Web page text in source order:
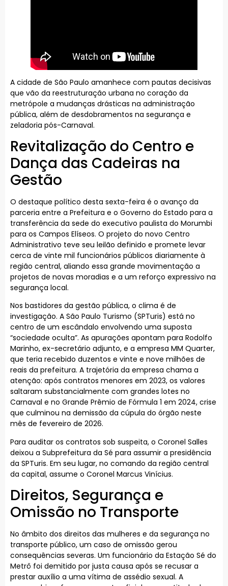
A cidade de São Paulo amanhece com pautas decisivas
que vão da reestruturação urbana no coração da
metrópole a mudanças drásticas na administração
pública, além de desdobramentos na segurança e
zeladoria pós-Carnaval.
Revitalização do Centro e
Dança das Cadeiras na
Gestão
O destaque político desta sexta-feira é o avanço da
parceria entre a Prefeitura e o Governo do Estado para a
transferência da sede do executivo paulista do Morumbi
para os Campos Elíseos. O projeto do novo Centro
Administrativo teve seu leilão definido e promete levar
cerca de vinte mil funcionários públicos diariamente à
região central, aliando essa grande movimentação a
projetos de novas moradias e a um reforço expressivo na
segurança local.
Nos bastidores da gestão pública, o clima é de
investigação. A São Paulo Turismo (SPTuris) está no
centro de um escândalo envolvendo uma suposta
“sociedade oculta”. As apurações apontam para Rodolfo
Marinho, ex-secretário adjunto, e a empresa MM Quarter,
que teria recebido duzentos e vinte e nove milhões de
reais da prefeitura. A trajetória da empresa chama a
atenção: após contratos menores em 2023, os valores
saltaram substancialmente com grandes lotes no
Carnaval e no Grande Prêmio de Fórmula 1 em 2024, crise
que culminou na demissão da cúpula do órgão neste
mês de fevereiro de 2026.
Para auditar os contratos sob suspeita, o Coronel Salles
deixou a Subprefeitura da Sé para assumir a presidência
da SPTuris. Em seu lugar, no comando da região central
da capital, assume o Coronel Marcus Vinícius.
Direitos, Segurança e
Omissão no Transporte
No âmbito dos direitos das mulheres e da segurança no
transporte público, um caso de omissão gerou
consequências severas. Um funcionário da Estação Sé do
Metrô foi demitido por justa causa após se recusar a
prestar auxílio a uma vítima de assédio sexual. A